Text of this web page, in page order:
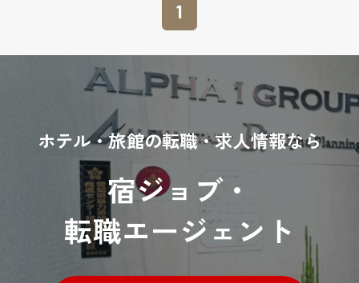
1
ホテル・旅館の転職・求人情報なら
宿ジョブ・
転職エージェント